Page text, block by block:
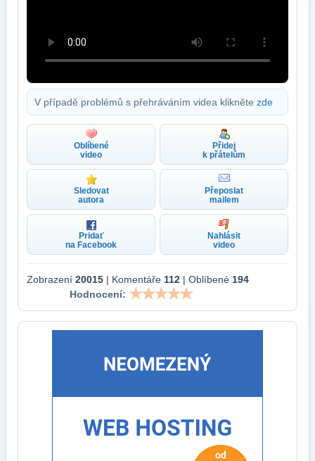
V případě problémů s přehráváním videa klikněte zde
Oblíbené
video
Přidej
k přátelům
Sledovat
autora
Přeposlat
mailem
Pridať
na Facebook
Nahlásit
video
Zobrazení 20015 | Komentáře 112 | Oblíbené 194
Hodnocení: